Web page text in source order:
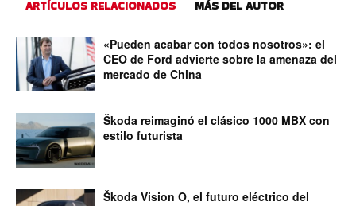
ARTÍCULOS RELACIONADOS MÁS DEL AUTOR
«Pueden acabar con todos nosotros»: el
CEO de Ford advierte sobre la amenaza del
mercado de China
Škoda reimaginó el clásico 1000 MBX con
estilo futurista
Škoda Vision O, el futuro eléctrico del